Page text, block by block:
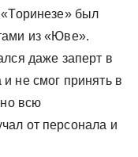
был
из «Юве».
даже заперт в
не смог принять в
всю
от персонала и